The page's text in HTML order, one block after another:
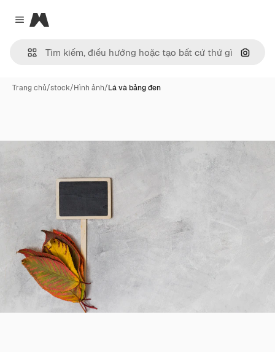
Close menu
Magnific
Tìm
Trang chủ/stock/Hình ảnh/Lá và bảng đen